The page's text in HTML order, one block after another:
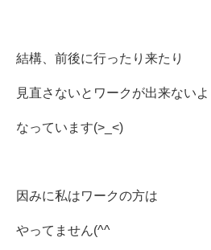
結構、前後に行ったり来たり
見直さないとワークが出来ないよ
なっています(>_<)
因みに私はワークの方は
やってません(^^ゞ